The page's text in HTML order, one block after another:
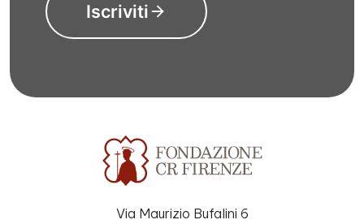
Iscriviti
Via Maurizio Bufalini 6